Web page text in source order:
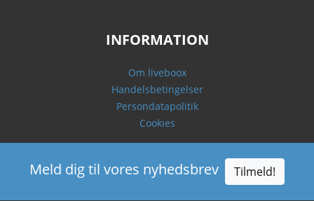
INFORMATION
Om liveboox
Handelsbetingelser
Persondatapolitik
Cookies
Meld dig til vores nyhedsbrev Tilmeld!